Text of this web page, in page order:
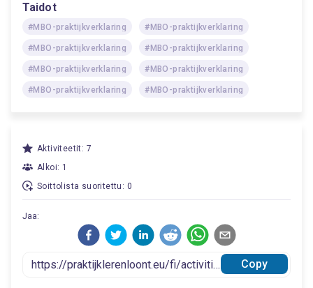
Taidot
#MBO-praktijkverklaring #MBO-praktijkverklaring
#MBO-praktijkverklaring #MBO-praktijkverklaring
#MBO-praktijkverklaring #MBO-praktijkverklaring
#MBO-praktijkverklaring #MBO-praktijkverklaring
Aktiviteetit: 7
Alkoi: 1
Soittolista suoritettu: 0
Jaa:
Copy